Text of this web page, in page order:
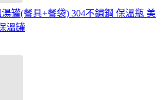
罐(餐具+餐袋) 304不鏽鋼 保溫瓶 美
溫罐